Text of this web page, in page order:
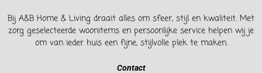
Bij A&B Home & Living draait alles om sfeer, stijl en kwaliteit. Met
zorg geselecteerde woonitems en persoonlijke service helpen wij je
om van ieder huis een fijne, stijlvolle plek te maken.
Contact